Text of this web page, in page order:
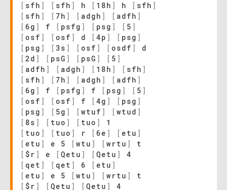
[ sfh ] [ sfh ] h [ 18h ] h [ sfh ]
[ sfh ] [ 7h ] [ adgh ] [ adfh ]
[ 6g ] f [ psfg ] [ psg ] [ 5 ]
[ osf ] [ osf ] d [ 4p ] [ psg ]
[ psg ] [ 3s ] [ osf ] [ osdf ]
d
[ 2d ] [ psG ] [ psG ] [ 5 ]
[ adfh ] [ adgh ] [ 18h ] [ sfh ]
[ sfh ] [ 7h ] [ adgh ] [ adfh ]
[ 6g ] f [ psfg ] f [ psg ] [ 5 ]
[ osf ] [ osf ] f [ 4g ] [ psg ]
[ psg ] [ 5g ] [ wtuf ] [ wtud ]
[ 8s ] [ tuo ] [ tuo ]
1
[ tuo ] [ tuo ] r [ 6e ] [ etu ]
[ etu ] e 5 [ wtu ] [ wrtu ]
t
[ $r ] e [ Qetu ] [ Qetu ]
4
[ qet ] [ qet ] 6 [ etu ]
[ etu ] e 5 [ wtu ] [ wrtu ]
t
[ $r ] [ Qetu ] [ Qetu ]
4